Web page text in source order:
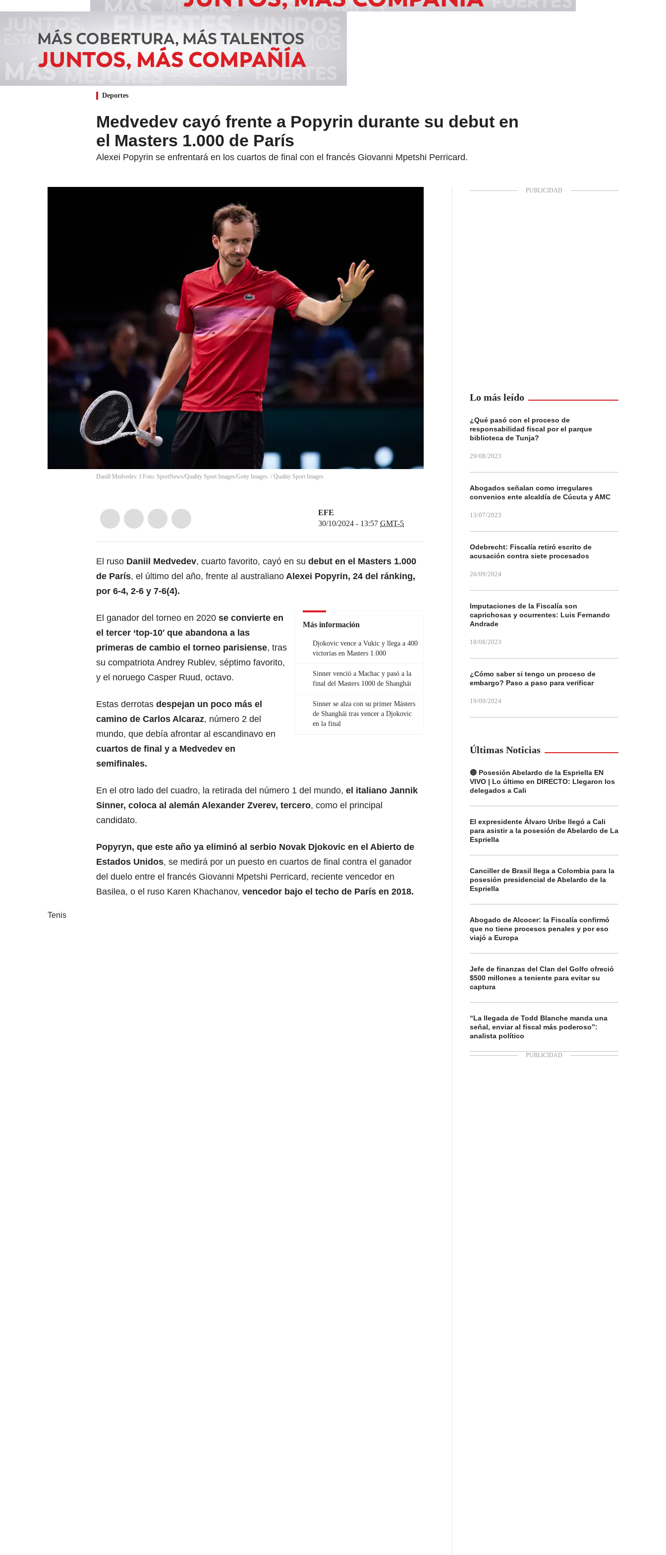
Deportes
Medvedev cayó frente a Popyrin durante su debut en
el Masters 1.000 de París
Alexei Popyrin se enfrentará en los cuartos de final con el francés Giovanni Mpetshi Perricard.
Danill Medvedev. I Foto: SportNews/Quality Sport Images/Getty Images. / Quality Sport Images
EFE
30/10/2024 - 13:57 GMT-5
El ruso Daniil Medvedev, cuarto favorito, cayó en su debut en el Masters 1.000
de París, el último del año, frente al australiano Alexei Popyrin, 24 del ránking,
por 6-4, 2-6 y 7-6(4).
Más información
Djokovic vence a Vukic y llega a 400
victorias en Masters 1.000
Sinner venció a Machac y pasó a la
final del Masters 1000 de Shanghái
Sinner se alza con su primer Másters
de Shanghái tras vencer a Djokovic
en la final
El ganador del torneo en 2020 se convierte en
el tercer ‘top-10′ que abandona a las
primeras de cambio el torneo parisiense, tras
su compatriota Andrey Rublev, séptimo favorito,
y el noruego Casper Ruud, octavo.
Estas derrotas despejan un poco más el
camino de Carlos Alcaraz, número 2 del
mundo, que debía afrontar al escandinavo en
cuartos de final y a Medvedev en
semifinales.
En el otro lado del cuadro, la retirada del número 1 del mundo, el italiano Jannik
Sinner, coloca al alemán Alexander Zverev, tercero, como el principal
candidato.
Popyryn, que este año ya eliminó al serbio Novak Djokovic en el Abierto de
Estados Unidos, se medirá por un puesto en cuartos de final contra el ganador
del duelo entre el francés Giovanni Mpetshi Perricard, reciente vencedor en
Basilea, o el ruso Karen Khachanov, vencedor bajo el techo de París en 2018.
Tenis
Lo más leído
¿Qué pasó con el proceso de
responsabilidad fiscal por el parque
biblioteca de Tunja?
29/08/2023
Abogados señalan como irregulares
convenios ente alcaldía de Cúcuta y AMC
13/07/2023
Odebrecht: Fiscalía retiró escrito de
acusación contra siete procesados
26/09/2024
Imputaciones de la Fiscalía son
caprichosas y ocurrentes: Luis Fernando
Andrade
18/08/2023
¿Cómo saber si tengo un proceso de
embargo? Paso a paso para verificar
19/09/2024
Últimas Noticias
🔴 Posesión Abelardo de la Espriella EN
VIVO | Lo último en DIRECTO: Llegaron los
delegados a Cali
El expresidente Álvaro Uribe llegó a Cali
para asistir a la posesión de Abelardo de La
Espriella
Canciller de Brasil llega a Colombia para la
posesión presidencial de Abelardo de la
Espriella
Abogado de Alcocer: la Fiscalía confirmó
que no tiene procesos penales y por eso
viajó a Europa
Jefe de finanzas del Clan del Golfo ofreció
$500 millones a teniente para evitar su
captura
“La llegada de Todd Blanche manda una
señal, enviar al fiscal más poderoso”:
analista político